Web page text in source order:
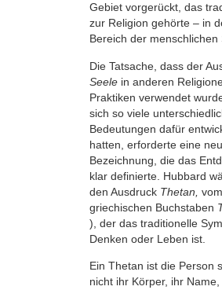
Gebiet vorgerückt, das
zur Religion gehörte – in
Bereich der menschlichen
Die Tatsache, dass der
Seele in anderen
Praktiken verwendet
sich so viele
Bedeutungen dafür
hatten, erforderte eine
Bezeichnung, die das
klar definierte. Hubbard
den Ausdruck Thetan, vom
griechischen Buchstaben
), der das traditionelle
Denken oder Leben ist.
Ein Thetan ist die Person
nicht ihr Körper, ihr